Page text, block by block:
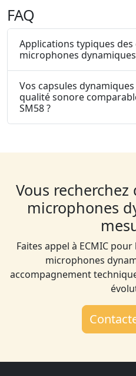
FAQ
Applications typiques des
microphones dynamiques
Vos capsules
qualité sonore
SM58 ?
Vous
microphones
Faites appel à ECMIC
microphones
accompagnement